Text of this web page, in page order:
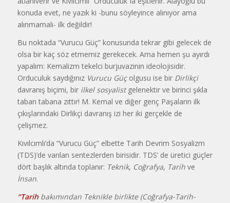
konuda evet, ne yazık ki -bunu söyleyince alınıyor ama
alınmamalı- ilk değildir!
Bu noktada “Vurucu Güç” konusunda tekrar gibi gelecek de
olsa bir kaç söz etmemiz gerekecek. Ama hemen şu ayırdı
yapalım: Kemalizm tekelci burjuvazinin ideolojisidir.
Orduculuk saydığınız Vurucu Güçolgusu ise bir Dirlikçi
davranış biçimi, bir ilkel sosyalistgelenektir ve birinci şıkla
taban tabana zıttır! M. Kemal ve diğer genç Paşaların ilk
çıkışlarındaki Dirlikçi davranış izi her iki gerçekle de
çelişmez.
Kıvılcımlı’da “Vurucu Güç” elbette Tarih Devrim Sosyalizm
(TDS)’de varılan sentezlerden birisidir. TDS’ de üretici güçler
dört başlık altında toplanır: Teknik, Coğrafya, Tarihve
İnsan.
“Tarihbakımından Teknikle birlikte (Coğrafya-Tarih-